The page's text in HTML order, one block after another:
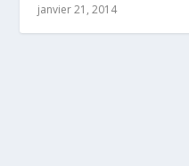
janvier 21, 2014